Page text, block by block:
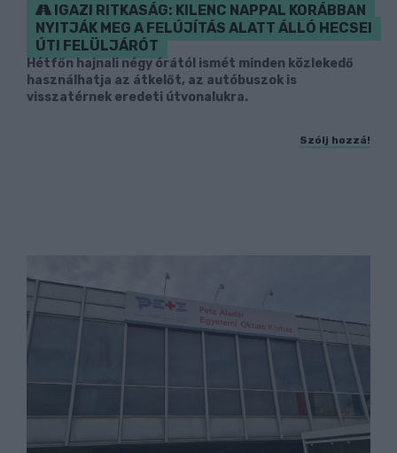
IGAZI RITKASÁG: KILENC NAPPAL KORÁBBAN
NYITJÁK MEG A FELÚJÍTÁS ALATT ÁLLÓ HECSEI
ÚTI FELÜLJÁRÓT
Hétfőn hajnali négy órától ismét minden közlekedő
használhatja az átkelőt, az autóbuszok is
visszatérnek eredeti útvonalukra.
Szólj hozzá!